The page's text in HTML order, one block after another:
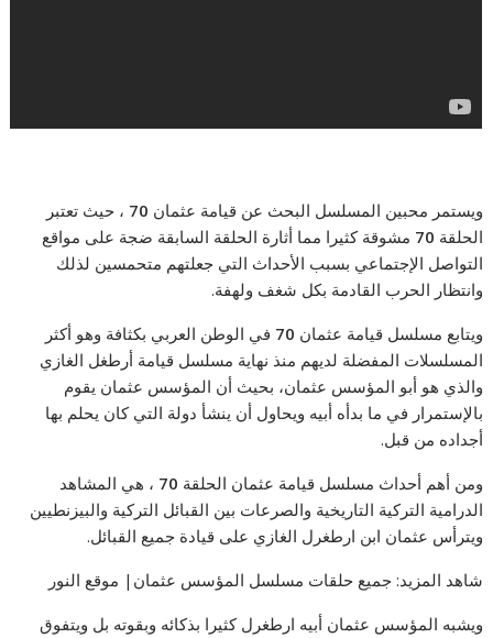
ويستمر محبين المسلسل البحث عن قيامة عثمان 70 ، حيث تعتبر
الحلقة 70 مشوقة كثيرا مما أثارة الحلقة السابقة ضجة على مواقع
التواصل الإجتماعي بسبب الأحداث التي جعلتهم متحمسين لذلك
وانتظار الحرب القادمة بكل شغف ولهفة.
ويتابع مسلسل قيامة عثمان 70 في الوطن العربي بكثافة وهو أكثر
المسلسلات المفضلة لديهم منذ نهاية مسلسل قيامة أرطغل الغازي
والذي هو أبو المؤسس عثمان، بحيث أن المؤسس عثمان يقوم
بالإستمرار في ما بدأه أبيه ويحاول أن ينشأ دولة التي كان يحلم بها
أجداده من قبل.
ومن أهم أحداث مسلسل قيامة عثمان الحلقة 70 ، هي المشاهد
الدرامية التركية التاريخية والصرعات بين القبائل التركية والبيزنطيين
ويترأس عثمان ابن ارطغرل الغازي على قيادة جميع القبائل.
شاهد المزيد: جميع حلقات مسلسل المؤسس عثمان| موقع النور
ويشبه المؤسس عثمان أبيه ارطغرل كثيرا بذكائه وبقوته بل ويتفوق